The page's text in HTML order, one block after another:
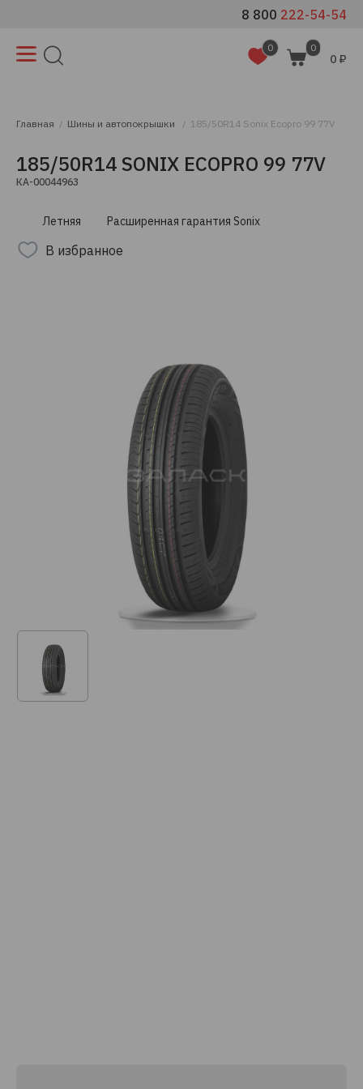
8 800 222-54-54
0 0
0 ₽
Главная Шины и автопокрышки 185/50R14 Sonix Ecopro 99 77V
185/50R14 SONIX ECOPRO 99 77V
КА-00044963
Летняя Расширенная гарантия Sonix
В избранное